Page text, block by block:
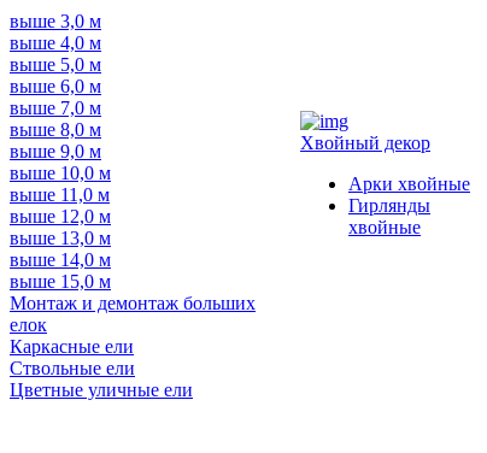
выше 3,0 м
выше 4,0 м
выше 5,0 м
выше 6,0 м
выше 7,0 м
выше 8,0 м
выше 9,0 м
выше 10,0 м
выше 11,0 м
выше 12,0 м
выше 13,0 м
выше 14,0 м
выше 15,0 м
Монтаж и демонтаж больших
елок
Каркасные ели
Ствольные ели
Цветные уличные ели
Хвойный декор
Арки хвойные
Гирлянды
хвойные